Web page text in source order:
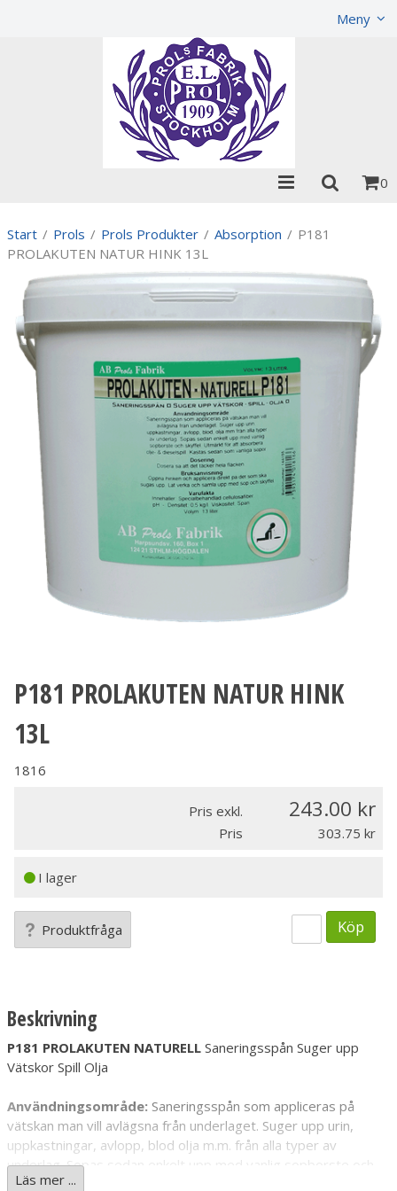
Meny
0
Start / Prols / Prols Produkter / Absorption / P181
PROLAKUTEN NATUR HINK 13L
P181 PROLAKUTEN NATUR HINK
13L
1816
Pris exkl. 243.00
Pris 303.75
I lager
Produktfråga Köp
Beskrivning
P181 PROLAKUTEN NATURELL Saneringsspån Suger upp
Vätskor Spill Olja
Användningsområde: Saneringsspån som appliceras på
vätskan man vill avlägsna från underlaget. Suger upp urin,
uppkastningar, avlopp, blod olja m.m. från alla typer av
underlag. Sopas sedan enkelt upp med vanlig sopborste och
skyffel. Utmärkt för att absorbera olje och dieselspill. Kastas
Läs mer ...